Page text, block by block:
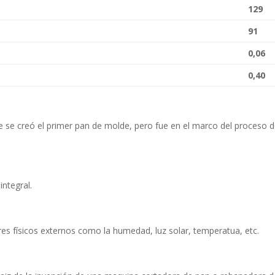
129
91
0,06
0,40
creó el primer pan de molde, pero fue en el marco del proceso
físicos externos como la humedad, luz solar, temperatua, etc.